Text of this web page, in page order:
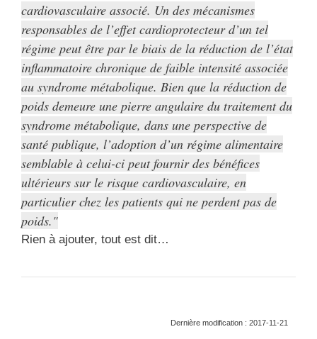
cardiovasculaire associé. Un des mécanismes
responsables de l’effet cardioprotecteur d’un tel
régime peut être par le biais de la réduction de l’état
inflammatoire chronique de faible intensité associée
au syndrome métabolique. Bien que la réduction de
poids demeure une pierre angulaire du traitement du
syndrome métabolique, dans une perspective de
santé publique, l’adoption d’un régime alimentaire
semblable à celui-ci peut fournir des bénéfices
ultérieurs sur le risque cardiovasculaire, en
particulier chez les patients qui ne perdent pas de
poids.
Rien à ajouter, tout est dit…
Dernière modification : 2017-11-21